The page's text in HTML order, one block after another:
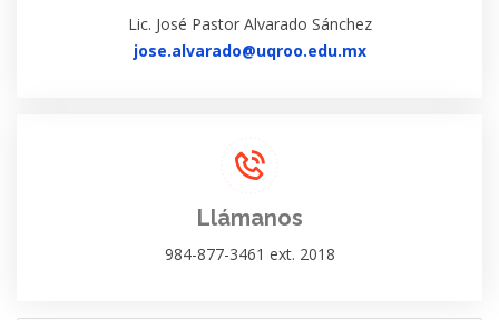
Lic. José Pastor Alvarado Sánchez
jose.alvarado@uqroo.edu.mx
Llámanos
984-877-3461 ext. 2018